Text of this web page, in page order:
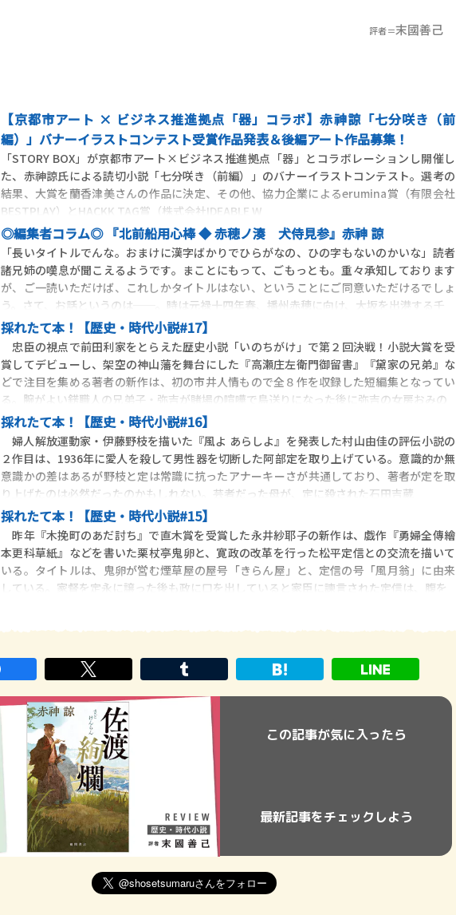
評者＝末國善己
【京都市アート × ビジネス推進拠点「器」コラボ】赤神諒「七分咲き（前
編）」バナーイラストコンテスト受賞作品発表＆後編アート作品募集！
「STORY BOX」が京都市アート×ビジネス推進拠点「器」とコラボレーションし開催し
た、赤神諒氏による読切小説「七分咲き（前編）」のバナーイラストコンテスト。選考の
結果、大賞を蘭香津美さんの作品に決定、その他、協力企業によるerumina賞（有限会社
BESTPLAY）とHACKK TAG賞（株式会社IDEABLE W
◎編集者コラム◎ 『北前船用心棒 ◆ 赤穂ノ湊 犬侍見参』赤神 諒
「長いタイトルでんな。おまけに漢字ばかりでひらがなの、ひの字もないのかいな」読者
諸兄姉の嘆息が聞こえるようです。まことにもって、ごもっとも。重々承知しております
が、ご一読いただけば、これしかタイトルはない、ということにご同意いただけるでしょ
う。さて、お話というのは──。時は元禄十四年春、播州赤穂に向け、大坂を出港する千
採れたて本！【歴史・時代小説#17】
忠臣の視点で前田利家をとらえた歴史小説「いのちがけ」で第２回決戦！小説大賞を受
賞してデビューし、架空の神山藩を舞台にした『高瀬庄左衛門御留書』『黛家の兄弟』な
どで注目を集める著者の新作は、初の市井人情もので全８作を収録した短編集となってい
る。腕がよい錺職人の兄弟子・弥吉が賭場の喧嘩で島送りになった後に弥吉の女房おみの
採れたて本！【歴史・時代小説#16】
婦人解放運動家・伊藤野枝を描いた『風よ あらしよ』を発表した村山由佳の評伝小説の
２作目は、1936年に愛人を殺して男性器を切断した阿部定を取り上げている。意識的か無
意識かの差はあるが野枝と定は常識に抗ったアナーキーさが共通しており、著者が定を取
り上げたのは必然だったのかもしれない。芸者だった母が、定に殺された石田吉蔵
採れたて本！【歴史・時代小説#15】
昨年『木挽町のあだ討ち』で直木賞を受賞した永井紗耶子の新作は、戯作『勇婦全傳繪
本更科草紙』などを書いた栗杖亭鬼卵と、寛政の改革を行った松平定信との交流を描いて
いる。タイトルは、鬼卵が営む煙草屋の屋号「きらん屋」と、定信の号「風月翁」に由来
している。家督を定永に譲った後も政に口を出していると家臣に諫言された定信は、腹を
この記事が気に入ったら
最新記事をチェックしよう